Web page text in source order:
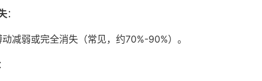
：
减弱或完全消失（常见，约70%-90%）。